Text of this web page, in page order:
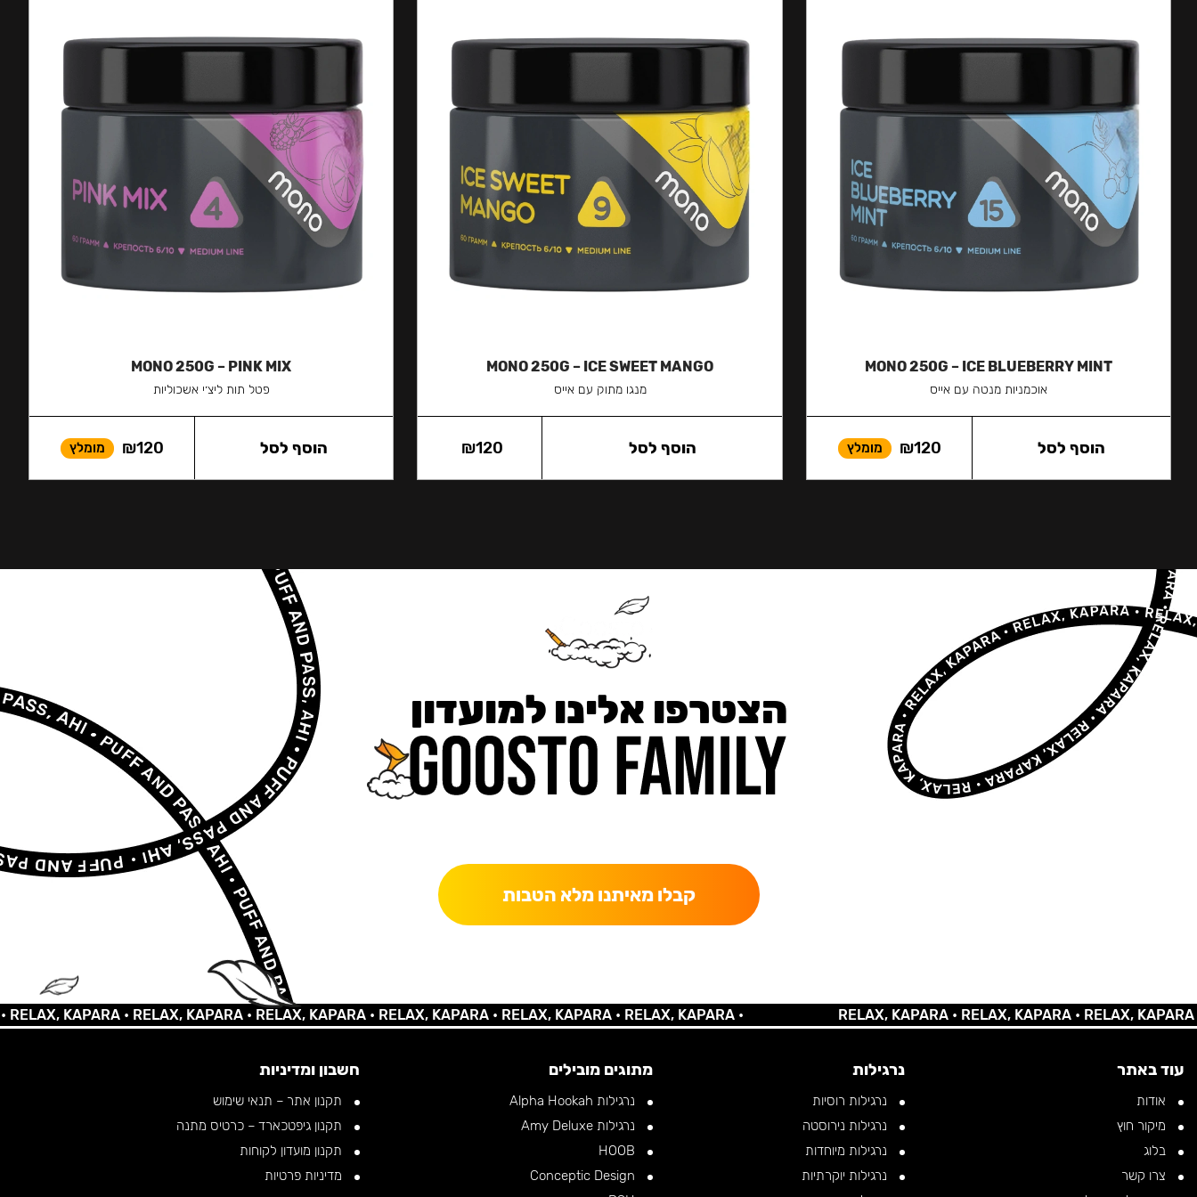
MONO 250G – ICE BLUEBERRY MINT
אוכמניות מנטה עם אייס
₪120 מומלץ הוסף לסל
MONO 250G – ICE SWEET MANGO
מנגו מתוק עם אייס
₪120 הוסף לסל
MONO 250G – PINK MIX
פטל תות ליצ׳י אשכוליות
₪120 מומלץ הוסף לסל
הצטרפו אלינו למועדון
קבלו מאיתנו מלא הטבות
KAPARA •RELAX, KAPARA •RELAX, KAPARA •RELAX, KAPARA •RELAX, KAPARA •RELAX, KAPARA • RELAX, KAPARA •RELAX, KAPARA •RELAX, KAPARA •
עוד באתר
אודות
מיקור חוץ
בלוג
צרו קשר
נרגילות
נרגילות רוסיות
נרגילות נירוסטה
נרגילות מיוחדות
נרגילות יוקרתיות
מתוגים מובילים
נרגילות Alpha Hookah
נרגילות Amy Deluxe
חשבון ומדיניות
תקנון אתר – תנאי שימוש
תקנון גיפטכארד – כרטיס מתנה
תקנון מועדון לקוחות
מדיניות פרטיות